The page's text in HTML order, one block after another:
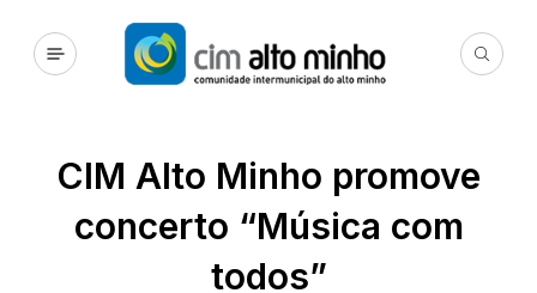
CIM Alto Minho promove
concerto “Música com
todos”